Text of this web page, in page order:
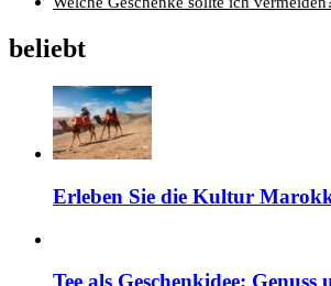
beliebt
Erleben Sie die Kultur
Tee als Geschenkidee: Genuss